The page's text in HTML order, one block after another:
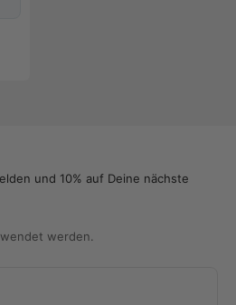
und 10% auf Deine nächste
werden.